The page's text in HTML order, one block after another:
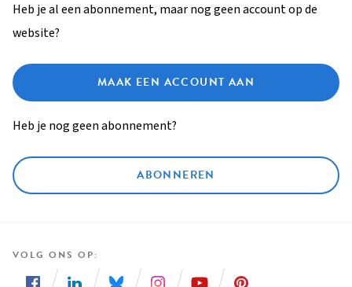
Heb je al een abonnement, maar nog geen account op de
website?
MAAK EEN ACCOUNT AAN
Heb je nog geen abonnement?
ABONNEREN
VOLG ONS OP